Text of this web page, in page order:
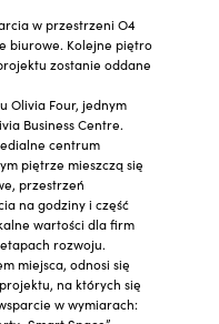
w przestrzeni O4
biurowe. Kolejne piętro
zostanie oddane
Olivia Four, jednym
Business Centre.
centrum
piętrze mieszczą się
przestrzeń
na godziny i część
wartości dla firm
rozwoju.
miejsca, odnosi się
na których się
w wymiarach: